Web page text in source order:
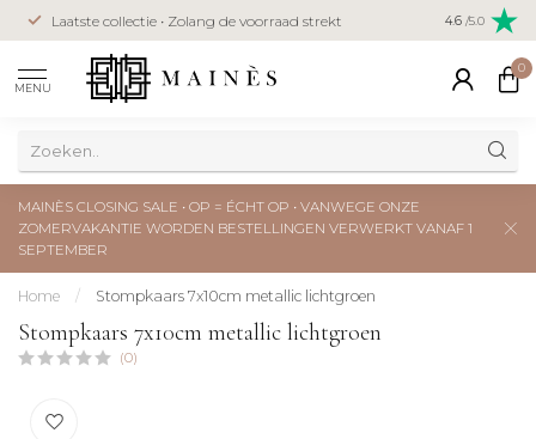
Laatste collectie • Zolang de voorraad strekt Veilig
creditcard
4.6 /5.0
MENU
0
MAINÈS CLOSING SALE • OP = ÉCHT OP • VANWEGE ONZE
ZOMERVAKANTIE WORDEN BESTELLINGEN VERWERKT VANAF 1
SEPTEMBER
Home / Stompkaars 7x10cm metallic lichtgroen
Stompkaars 7x10cm metallic lichtgroen
(0)